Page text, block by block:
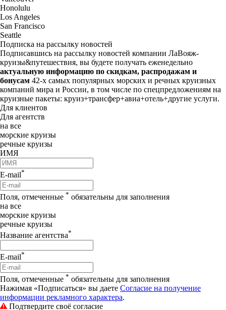
Honolulu
Los Angeles
San Francisco
Seattle
Подписка на рассылку новостей
Подписавшись на рассылку новостей компании ЛаВояж-
круизы&путешествия, вы будете получать еженедельно
актуальную информацию по скидкам, распродажам и
бонусам 42-х самых популярных морских и речных круизных
компаний мира и России, в том числе по спецпредложениям на
круизные пакеты: круиз+трансфер+авиа+отель+другие услуги.
Для клиентов
Для агентств
на все
морские круизы
речные круизы
ИМЯ
E-mail*
Поля, отмеченные * обязательны для заполнения
на все
морские круизы
речные круизы
Название агентства*
E-mail*
Поля, отмеченные * обязательны для заполнения
Нажимая «Подписаться» вы даете Согласие на получение
информации рекламного характера.
Подтвердите своё согласие